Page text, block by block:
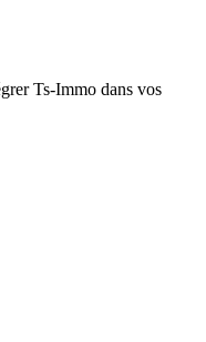
Ts-Immo dans vos